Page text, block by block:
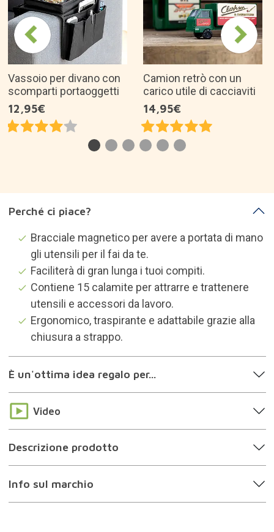
Vassoio per divano con
scomparti portaoggetti
12,95€
Camion retrò con un
carico utile di cacciaviti
14,95€
Perché ci piace?
Bracciale magnetico per avere a portata di mano
gli utensili per il fai da te.
Faciliterà di gran lunga i tuoi compiti.
Contiene 15 calamite per attrarre e trattenere
utensili e accessori da lavoro.
Ergonomico, traspirante e adattabile grazie alla
chiusura a strappo.
È un'ottima idea regalo per...
Video
Descrizione prodotto
Info sul marchio